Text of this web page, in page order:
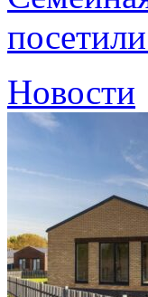
Новости